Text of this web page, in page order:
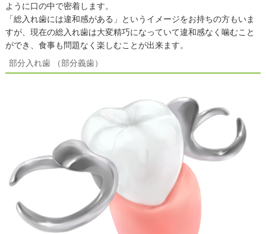
ように口の中で密着します。
「総入れ歯には違和感がある」というイメージをお持ちの方もいま
すが、現在の総入れ歯は大変精巧になっていて違和感なく噛むこと
ができ、食事も問題なく楽しむことが出来ます。
部分入れ歯 （部分義歯）